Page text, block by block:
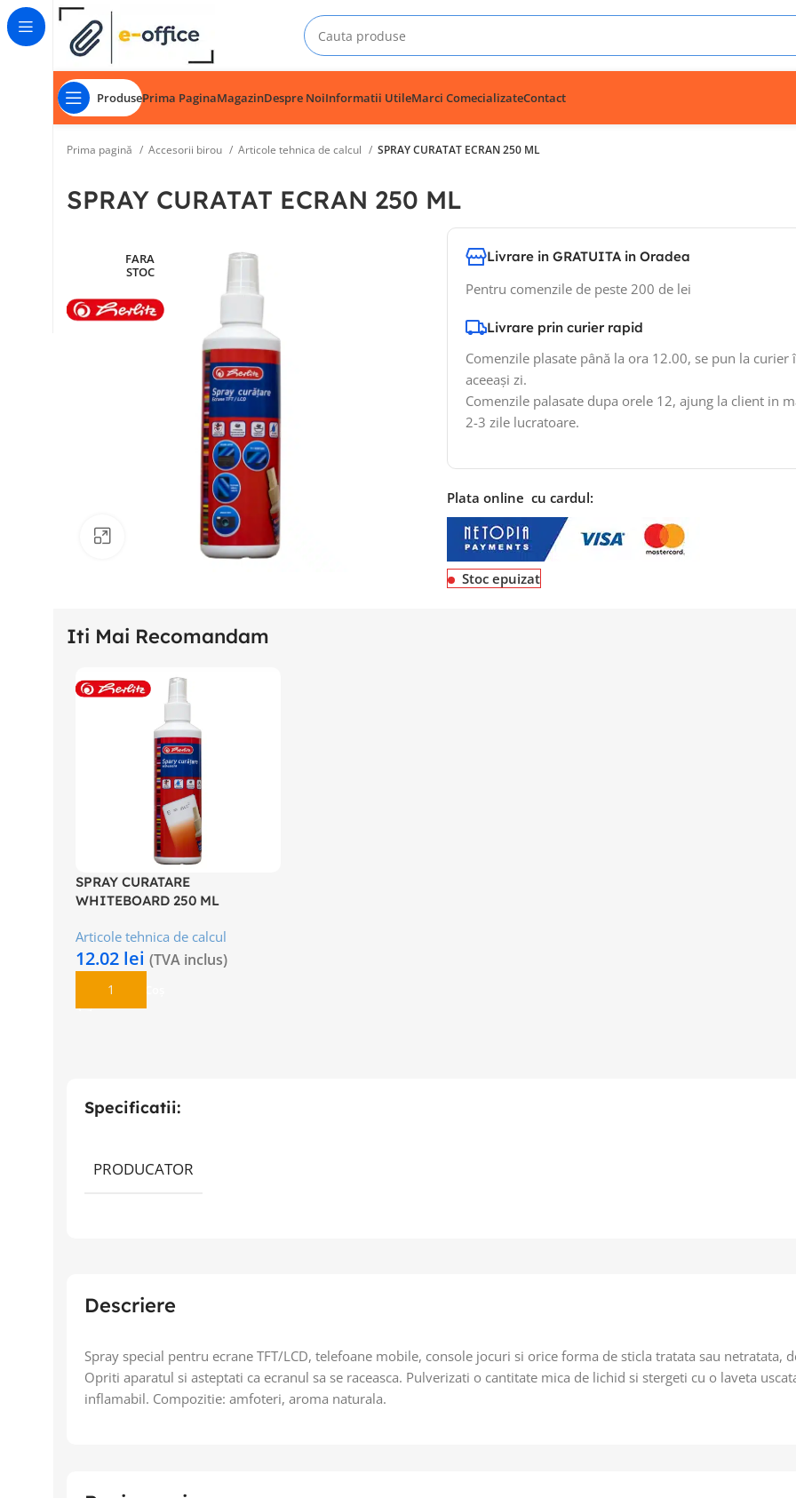
ProdusePrima PaginaMagazinDespre NoiInformatii UtileMarci ComecializateContact
Prima pagină Accesorii birou Articole tehnica de calcul SPRAY CURATAT ECRAN 250 ML
SPRAY CURATAT ECRAN 250 ML
FARA
STOC
Click to enlarge
Livrare in GRATUITA in Oradea
Pentru comenzile de peste 200 de lei
Livrare prin curier rapid
Comenzile plasate până la ora 12.00, se pun la curier
aceeași zi.
Comenzile palasate dupa orele 12, ajung la client in
2-3 zile lucratoare.
Plata online cu cardul:
Stoc epuizat
Iti Mai Recomandam
SPRAY CURATARE
WHITEBOARD 250 ML
Articole tehnica de calcul
12.02 lei (TVA inclus)
Adaugă În Coș
Specificatii:
PRODUCATOR
Descriere
Spray special pentru ecrane TFT/LCD, telefoane mobile, console jocuri si orice forma de sticla tratata sau
Opriti aparatul si asteptati ca ecranul sa se raceasca. Pulverizati o cantitate mica de lichid si stergeti cu o laveta
inflamabil. Compozitie: amfoteri, aroma naturala.